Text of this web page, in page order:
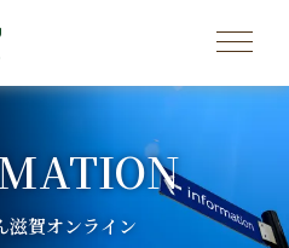
滋賀オンライン